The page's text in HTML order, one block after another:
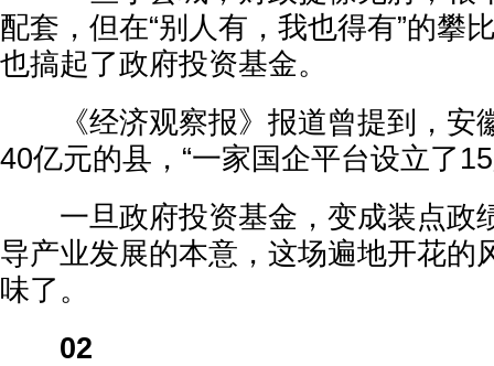
配套，但在“别人有，我也得有”的攀
也搞起了政府投资基金。
《经济观察报》报道曾提到，安
40亿元的县，“一家国企平台设立了
一旦政府投资基金，变成装点政
导产业发展的本意，这场遍地开花的
味了。
02